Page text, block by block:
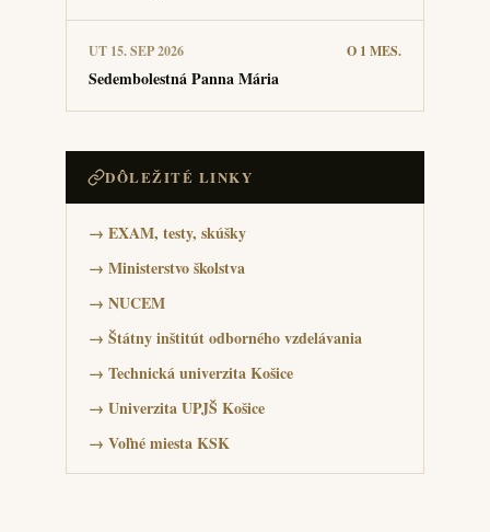
UT 15. SEP 2026 O 1 MES.
Sedembolestná Panna Mária
DÔLEŽITÉ LINKY
→ EXAM, testy, skúšky
→ Ministerstvo školstva
→ NUCEM
→ Štátny inštitút odborného vzdelávania
→ Technická univerzita Košice
→ Univerzita UPJŠ Košice
→ Voľné miesta KSK